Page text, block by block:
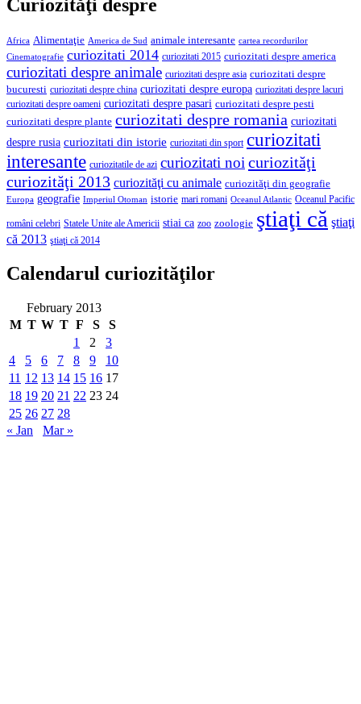
Curiozităţi despre
Africa Alimentaţie America de Sud animale interesante cartea recordurilor
Cinematografie curiozitati 2014 curiozitati 2015 curiozitati despre america
curiozitati despre animale curiozitati despre asia curiozitati despre
bucuresti curiozitati despre china curiozitati despre europa curiozitati despre lacuri
curiozitati despre oameni curiozitati despre pasari curiozitati despre pesti
curiozitati despre plante curiozitati despre romania curiozitati
despre rusia curiozitati din istorie curiozitati din sport curiozitati
interesante curiozitatile de azi curiozitati noicuriozităţi
curiozităţi 2013 curiozităţi cu animale curiozităţi din geografie
Europa geografie Imperiul Otoman istorie mari romani Oceanul Atlantic Oceanul Pacific
români celebri Statele Unite ale Americii stiai ca zoo zoologie ştiaţi că ştiaţi
că 2013 ştiaţi că 2014
Calendarul curiozităţilor
February 2013
M T W T F S
S
1
2
3
4
5 6 7 8 9
10
11 12 13 14 15 16 17
18 19 20 21 22 23 24
25 26 27 28
« Jan
Mar »